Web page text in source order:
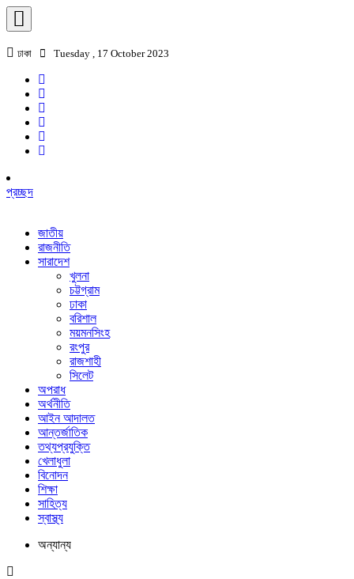
ঢাকা Tuesday , 17 October 2023
প্রচ্ছদ
জাতীয়
রাজনীতি
সারাদেশ
খুলনা
চট্টগ্রাম
ঢাকা
বরিশাল
ময়মনসিংহ
রংপুর
রাজশাহী
সিলেট
অপরাধ
অর্থনীতি
আইন আদালত
আন্তর্জাতিক
তথ্যপ্রযুক্তি
খেলাধুলা
বিনোদন
শিক্ষা
সাহিত্য
স্বাস্থ্য
অন্যান্য